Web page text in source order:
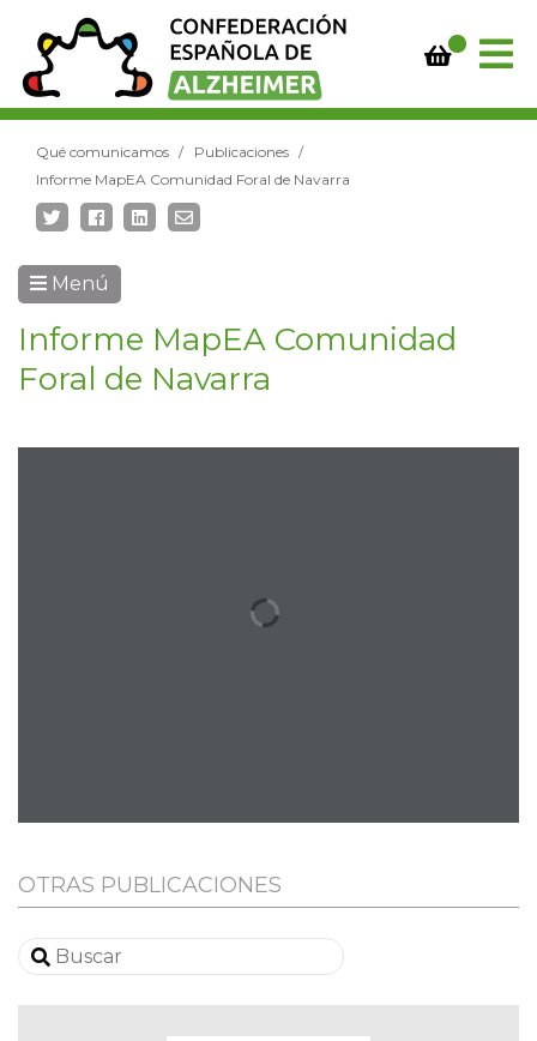
Qué comunicamos
Publicaciones
Informe MapEA Comunidad Foral de Navarra
Menú
Informe MapEA Comunidad
Foral de Navarra
OTRAS PUBLICACIONES